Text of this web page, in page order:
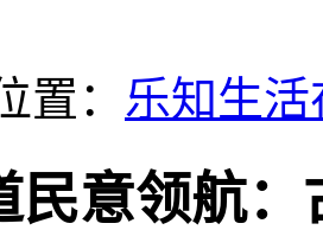
置： 乐知生活
民意领航